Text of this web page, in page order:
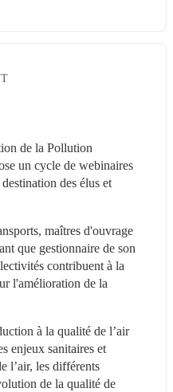
de la Pollution
un cycle de webinaires
des élus et
maîtres d'ouvrage
que gestionnaire de son
contribuent à la
l'amélioration de la
à la qualité de l’air
enjeux sanitaires et
l’air, les différents
de la qualité de